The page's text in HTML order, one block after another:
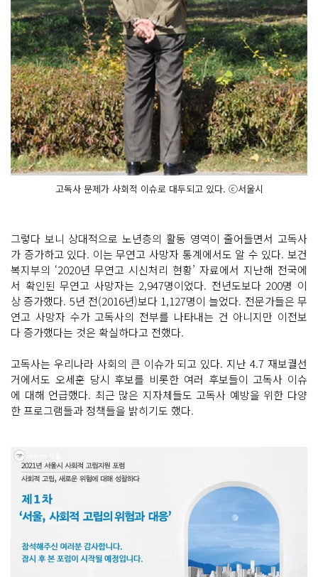
고독사 문제가 사회적 이슈로 대두되고 있다. ⓒ서울시
그렇다 보니 상대적으로 노년층의 활동 영역이 줄어들면서 고독사
가 증가하고 있다. 이는 무연고 사망자 통계에서도 알 수 있다. 보건
복지부의 ‘2020년 무연고 시신처리 현황’ 자료에서 지난해 전국에
서 확인된 무연고 사망자는 2,947명이었다. 전년도보다 200명 이
상 증가했다. 5년 전(2016년)보다 1,127명이 늘었다. 전문가들은 무
연고 사망자 수가 고독사의 전부를 나타내는 건 아니지만 이전보
다 증가했다는 것은 확실하다고 전했다.
고독사는 우리나라 사회의 큰 이슈가 되고 있다. 지난 4.7 재보궐선
거에서도 오세훈 당시 후보를 비롯한 여러 후보들이 고독사 이슈
에 대해 언급했다. 최근 많은 지자체들도 고독사 예방을 위한 다양
한 프로그램들과 정책들을 밝히기도 했다.